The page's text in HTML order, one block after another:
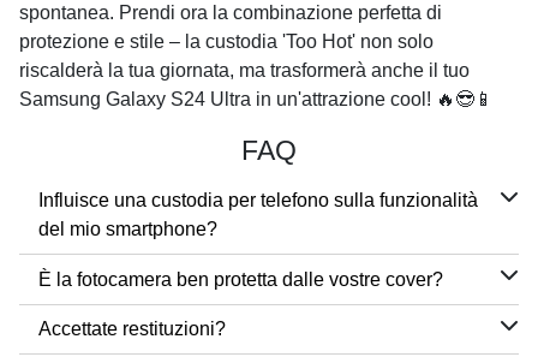
spontanea. Prendi ora la combinazione perfetta di
protezione e stile – la custodia 'Too Hot' non solo
riscalderà la tua giornata, ma trasformerà anche il tuo
Samsung Galaxy S24 Ultra in un'attrazione cool! 🔥😎📱
FAQ
Influisce una custodia per telefono sulla funzionalità
del mio smartphone?
È la fotocamera ben protetta dalle vostre cover?
Accettate restituzioni?